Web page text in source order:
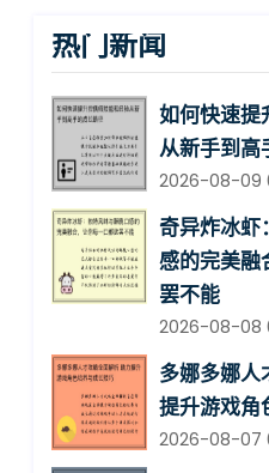
热门新闻
如何快速提
从新手到高
2026-08-09
奇异炸冰虾
感的完美融
罢不能
2026-08-08
多娜多娜人
提升游戏角
2026-08-07